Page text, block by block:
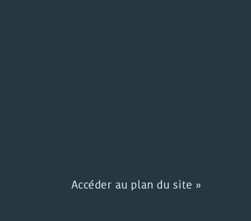
Accéder au plan du site »